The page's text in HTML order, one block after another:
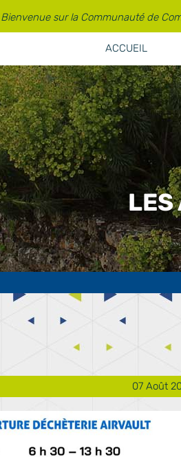
Bienvenue sur la Communauté de
ACCUEIL
LES
07 Août